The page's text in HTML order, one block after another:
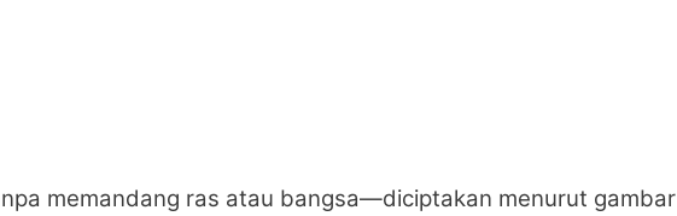
memandang ras atau bangsa—diciptakan menurut gambar